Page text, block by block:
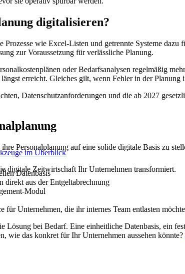
im Überblick
digitale Zeitwirtschaft Ihr Unternehmen transformiert.
digitalisieren?
wie Excel-Listen und getrennte Systeme
zur Voraussetzung für verlässliche Planung.
oder Bedarfsanalysen regelmäßig
erreicht. Gleiches gilt, wenn Fehler in der
Datenschutzanforderungen und die ab 2027
Personalplanung auf eine solide digitale Basis zu
Datenbasis
direkt aus der Entgeltabrechnung
Modul
für Unternehmen, die ihr internes Team entlasten
Lösung bei Bedarf. Eine einheitliche Datenbasis, ein
wie das konkret für Ihr Unternehmen aussehen könnte?